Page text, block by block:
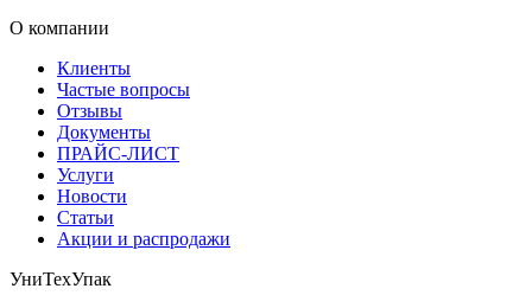
О компании
Клиенты
Частые вопросы
Отзывы
Документы
ПРАЙС-ЛИСТ
Услуги
Новости
Статьи
Акции и распродажи
УниТехУпак